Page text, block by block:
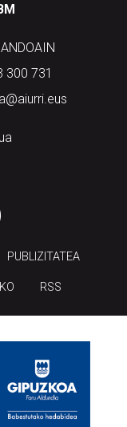
300 731
PUBLIZITATEA
RSS